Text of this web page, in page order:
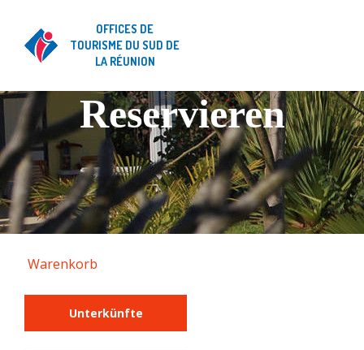
OFFICES DE
TOURISME DU SUD DE
LA RÉUNION
Reservieren
Warenkorb
Unterkünfte